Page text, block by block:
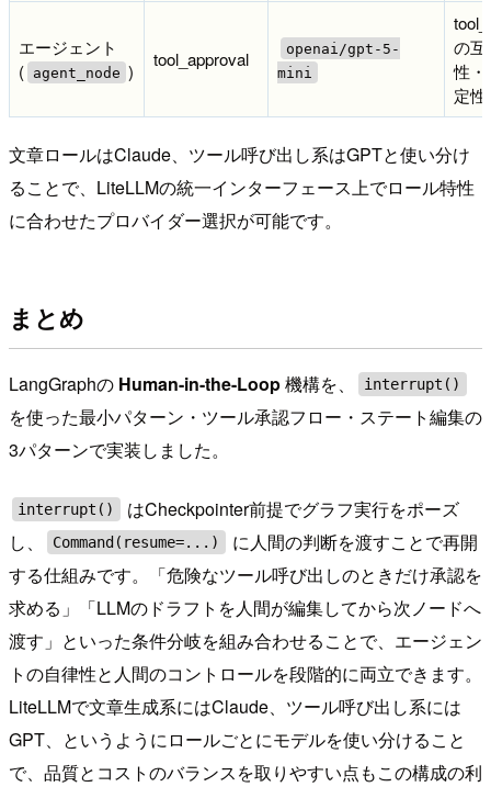
エージェント
( agent_node )
tool_approval
openai/gpt-5-
mini
の互
性・
定性
文章ロールはClaude、ツール呼び出し系はGPTと使い分け
ることで、LiteLLMの統一インターフェース上でロール特性
に合わせたプロバイダー選択が可能です。
まとめ
LangGraphの Human-in-the-Loop機構を、 interrupt()
を使った最小パターン・ツール承認フロー・ステート編集の
3パターンで実装しました。
interrupt()
はCheckpointer前提でグラフ実行をポーズ
し、
Command(resume=...)
に人間の判断を渡すことで再開
する仕組みです。「危険なツール呼び出しのときだけ承認を
求める」「LLMのドラフトを人間が編集してから次ノードへ
渡す」といった条件分岐を組み合わせることで、エージェン
トの自律性と人間のコントロールを段階的に両立できます。
LiteLLMで文章生成系にはClaude、ツール呼び出し系には
GPT、というようにロールごとにモデルを使い分けること
で、品質とコストのバランスを取りやすい点もこの構成の利